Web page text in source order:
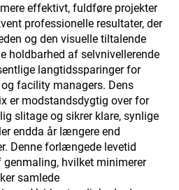
effektivt, fuldføre projekter
professionelle resultater, der
og den visuelle tiltalende
holdbarhed af selvnivellerende
langtidssparinger for
facility managers. Dens
er modstandsdygtig over for
slitage og sikrer klare, synlige
endda år længere end
Denne forlængede levetid
genmaling, hvilket minimerer
samlede